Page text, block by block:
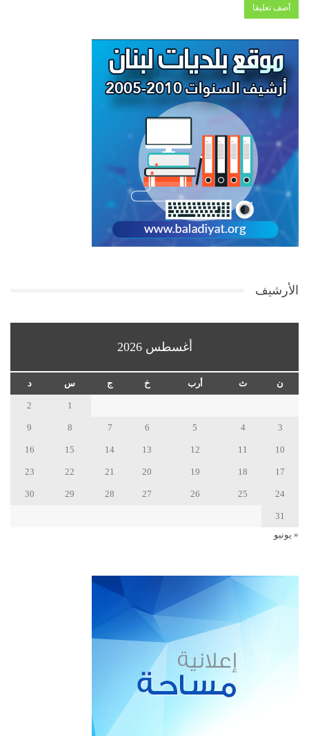
الأرشيف
أغسطس 2026
ن ث أرب خ ج س د
1
2
3
4
5
6
7
8
9
10
11
12
13
14
15
16
17
18
19
20
21
22
23
24
25
26
27
28
29
30
31
« يونيو